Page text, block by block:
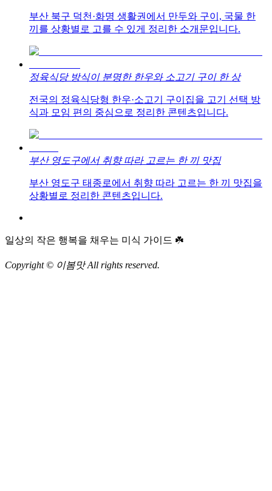
부산 북구 덕천·화명 생활권에서 만두와 구이, 국물 한
끼를 상황별로 고를 수 있게 정리한 소개문입니다.
정육식당 방식이 분명한 한우와 소고기 구이 한 상
전국의 정육식당형 한우·소고기 구이집을 고기 선택 방
식과 모임 편의 중심으로 정리한 콘텐츠입니다.
부산 영도구에서 취향 따라 고르는 한 끼 맛집
부산 영도구 태종로에서 취향 따라 고르는 한 끼 맛집을
상황별로 정리한 콘텐츠입니다.
일상의 작은 행복을 채우는 미식 가이드 ☘️
Copyright © 이봄맛 All rights reserved.